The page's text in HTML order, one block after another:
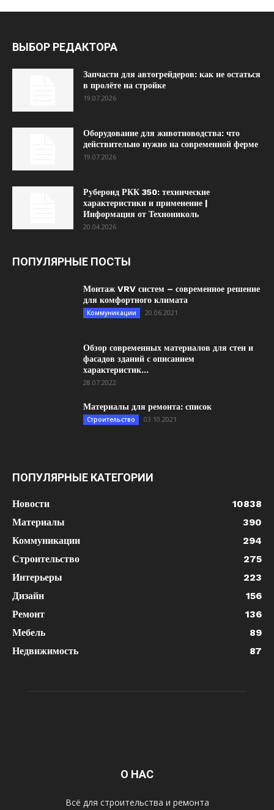
ВЫБОР РЕДАКТОРА
Запчасти для автогрейдеров: как не остаться
в пролёте на стройке
19.07.2026
Оборудование для животноводства: что
действительно нужно на современной ферме
19.07.2026
Рубероид РКК 350: технические
характеристики и применение |
Информация от Технониколь
20.04.2026
ПОПУЛЯРНЫЕ ПОСТЫ
Монтаж VRV систем – современное решение
для комфортного климата
Коммуникации 20.06.2021
Обзор современных материалов для стен и
фасадов зданий с описанием
характеристик...
28.07.2022
Материалы для ремонта: список
Строительство 03.10.2021
ПОПУЛЯРНЫЕ КАТЕГОРИИ
Новости
10838
Материалы
390
Коммуникации
294
Строительство
275
Интерьеры
223
Дизайн
156
Ремонт
136
Мебель
89
Недвижимость
87
О НАС
Всё для строительства и ремонта